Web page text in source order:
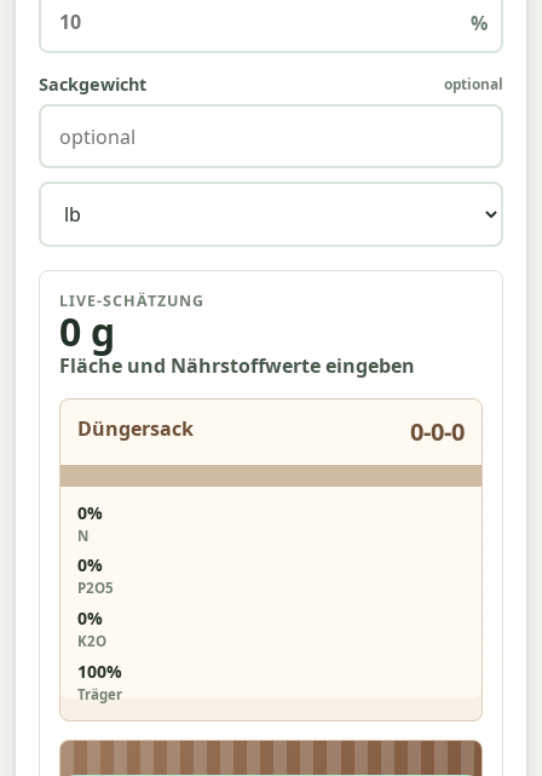
%
Sackgewicht optional
LIVE-SCHÄTZUNG
0 g
Fläche und Nährstoffwerte eingeben
Düngersack 0-0-0
0%
N
0%
P2O5
0%
K2O
100%
Träger